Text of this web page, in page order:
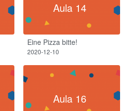
Aula 14
Eine Pizza bitte!
2020-12-10
Aula 16